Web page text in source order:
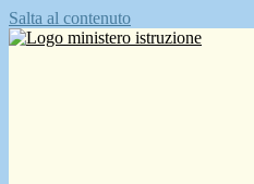
Salta al contenuto